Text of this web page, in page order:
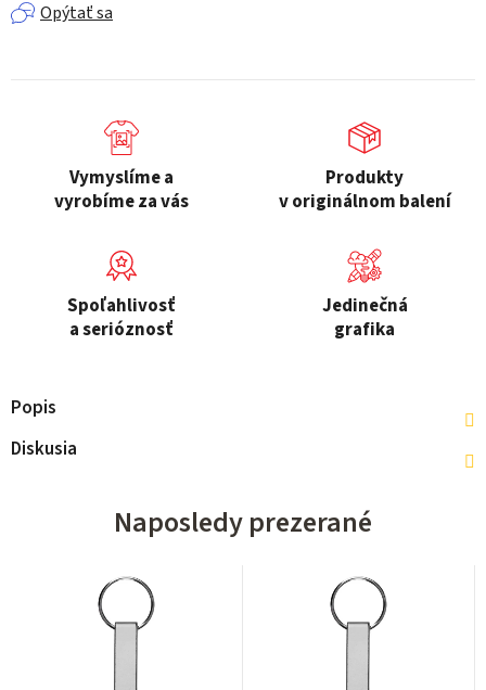
Opýtať sa
Vymyslíme a
vyrobíme za vás
Produkty
v originálnom balení
Spoľahlivosť
a serióznosť
Jedinečná
grafika
Popis
Diskusia
Naposledy prezerané